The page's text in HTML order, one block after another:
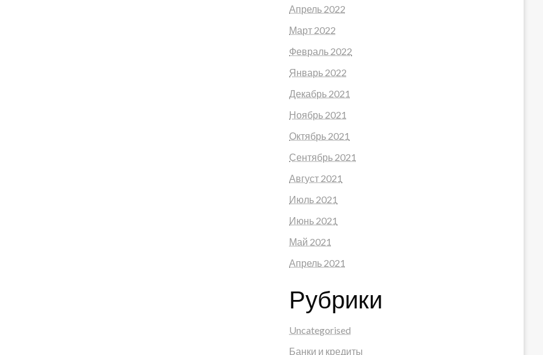
Апрель 2022
Март 2022
Февраль 2022
Январь 2022
Декабрь 2021
Ноябрь 2021
Октябрь 2021
Сентябрь 2021
Август 2021
Июль 2021
Июнь 2021
Май 2021
Апрель 2021
Рубрики
Uncategorised
Банки и кредиты